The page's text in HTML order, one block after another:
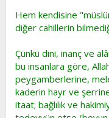
Hem kendisine
diğer cahillerin
Çünkü dini, inanç ve
bu insanlara göre,
peygamberlerine,
kaderin hayr ve şerrine
itaat; bağlılık ve